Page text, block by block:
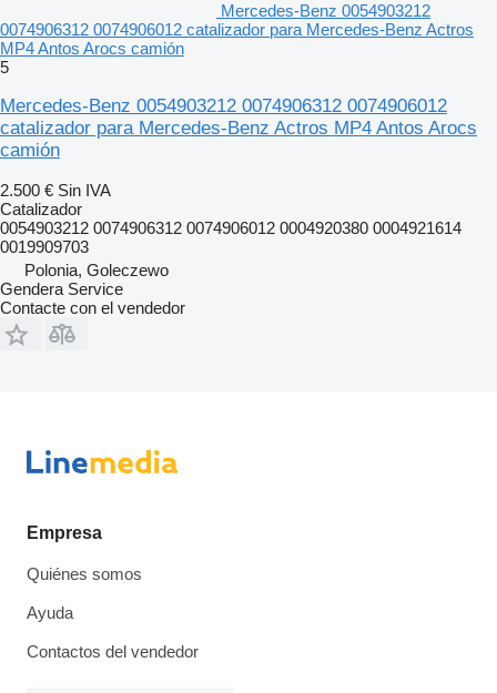
Mercedes-Benz 0054903212
0074906312 0074906012 catalizador para Mercedes-Benz Actros
MP4 Antos Arocs camión
5
Mercedes-Benz 0054903212 0074906312 0074906012
catalizador para Mercedes-Benz Actros MP4 Antos Arocs
camión
2.500 € Sin IVA
Catalizador
0054903212 0074906312 0074906012 0004920380 0004921614
0019909703
Polonia, Goleczewo
Gendera Service
Contacte con el vendedor
Empresa
Quiénes somos
Ayuda
Contactos del vendedor